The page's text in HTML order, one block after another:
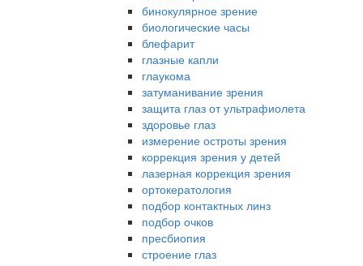
бинокулярное зрение
биологические часы
блефарит
глазные капли
глаукома
затуманивание зрения
защита глаз от ультрафиолета
здоровье глаз
измерение остроты зрения
коррекция зрения у детей
лазерная коррекция зрения
ортокератология
подбор контактных линз
подбор очков
пресбиопия
строение глаз